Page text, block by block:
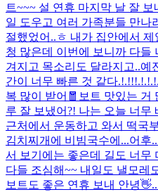
트~~~ 설 연휴 마지막 날 잘
일 도우고 여러 가족분들 만나
절했었어..ㅎ 내가 집안에서
청 많은데 이번에 보니까 다들
겨지고 목소리도 달라지고..예
간이 너무 빠른 것 같다
복 많이 받어🧧 보트 맛있는 거
루 잘 보냈어?! 나는 오늘 너무
근처에서 운동하고 와서 떡국
김치찌개에 비빔국수에...어후
서 보기에는 좋은데 길도 너무
다들 조심해~~ 내일도 낼모레
보트도 좋은 연휴 보내 안녕